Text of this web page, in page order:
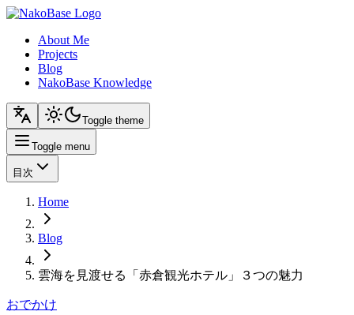
About Me
Projects
Blog
NakoBase Knowledge
Toggle theme
Toggle menu
目次
Home
Blog
雲海を見渡せる「赤倉観光ホテル」３つの魅力
おでかけ